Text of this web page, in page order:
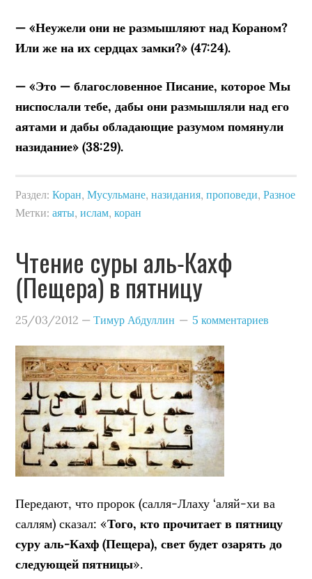
— «Неужели они не размышляют над Кораном?
Или же на их сердцах замки?» (47:24).
— «Это — благословенное Писание, которое Мы
ниспослали тебе, дабы они размышляли над его
аятами и дабы обладающие разумом помянули
назидание» (38:29).
Раздел:Коран,Мусульмане,назидания,проповеди,Разное
Метки:аяты,ислам,коран
Чтение суры аль-Кахф
(Пещера) в пятницу
25/03/2012 —Тимур Абдуллин 5 комментариев
Передают, что пророк (салля-Ллаху ‘аляй-хи ва
саллям) сказал: «Того, кто прочитает в пятницу
суру аль-Кахф (Пещера), свет будет озарять до
следующей пятницы».